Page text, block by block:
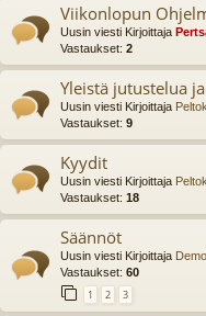
Viikonlopun
Uusin viesti Kirjoittaja
Vastaukset: 2
Yleistä jutustelua
Uusin viesti Kirjoittaja
Vastaukset: 9
Kyydit
Uusin viesti Kirjoittaja
Vastaukset: 18
Säännöt
Uusin viesti Kirjoittaja
Vastaukset: 60
1 2 3